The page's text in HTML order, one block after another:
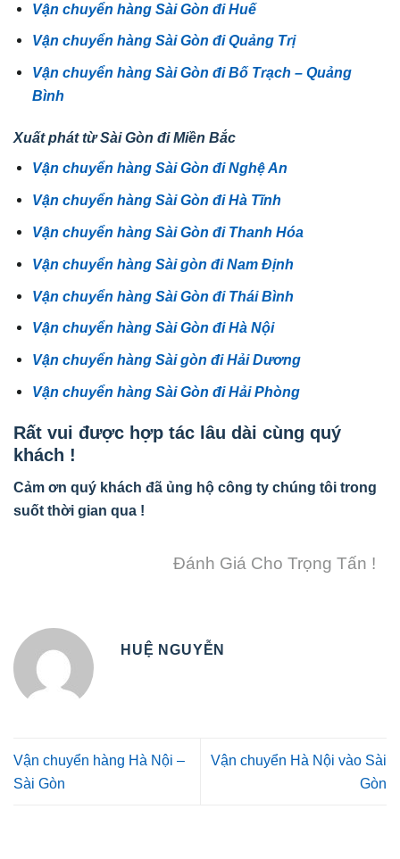
Vận chuyển hàng Sài Gòn đi Huế
Vận chuyển hàng Sài Gòn đi Quảng Trị
Vận chuyển hàng Sài Gòn đi Bố Trạch – Quảng
Bình
Xuất phát từ Sài Gòn đi Miền Bắc
Vận chuyển hàng Sài Gòn đi Nghệ An
Vận chuyển hàng Sài Gòn đi Hà Tĩnh
Vận chuyển hàng Sài Gòn đi Thanh Hóa
Vận chuyển hàng Sài gòn đi Nam Định
Vận chuyển hàng Sài Gòn đi Thái Bình
Vận chuyển hàng Sài Gòn đi Hà Nội
Vận chuyển hàng Sài gòn đi Hải Dương
Vận chuyển hàng Sài Gòn đi Hải Phòng
Rất vui được hợp tác lâu dài cùng quý
khách !
Cảm ơn quý khách đã ủng hộ công ty chúng tôi trong
suốt thời gian qua !
Đánh Giá Cho Trọng Tấn !
HUỆ NGUYỄN
Vận chuyển hàng Hà Nội –
Sài Gòn
Vận chuyển Hà Nội vào Sài
Gòn